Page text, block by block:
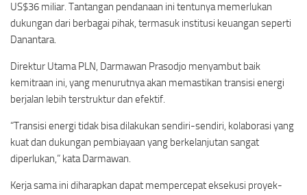
US$36 miliar. Tantangan pendanaan ini tentunya memerlukan
dukungan dari berbagai pihak, termasuk institusi keuangan seperti
Danantara.
Direktur Utama PLN, Darmawan Prasodjo menyambut baik
kemitraan ini, yang menurutnya akan memastikan transisi energi
berjalan lebih terstruktur dan efektif.
“Transisi energi tidak bisa dilakukan sendiri-sendiri, kolaborasi yang
kuat dan dukungan pembiayaan yang berkelanjutan sangat
diperlukan,” kata Darmawan.
Kerja sama ini diharapkan dapat mempercepat eksekusi proyek-